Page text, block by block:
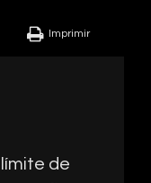
Imprimir
de